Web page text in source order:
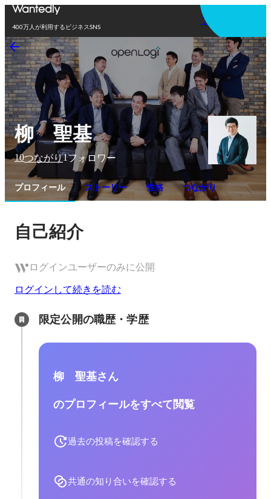
400万人が利用するビジネスSNS
アプリを使う
柳 聖基
10つながり1フォロワー
プロフィール ストーリー 性格 つながり
自己紹介
ログインユーザーのみに公開
ログインして続きを読む
限定公開の職歴・学歴
柳 聖基さん
のプロフィールをすべて閲覧
過去の投稿を確認する
共通の知り合いを確認する